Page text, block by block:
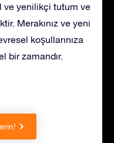
ve yenilikçi tutum ve
Merakınız ve yeni
koşullarınıza
bir zamandır.